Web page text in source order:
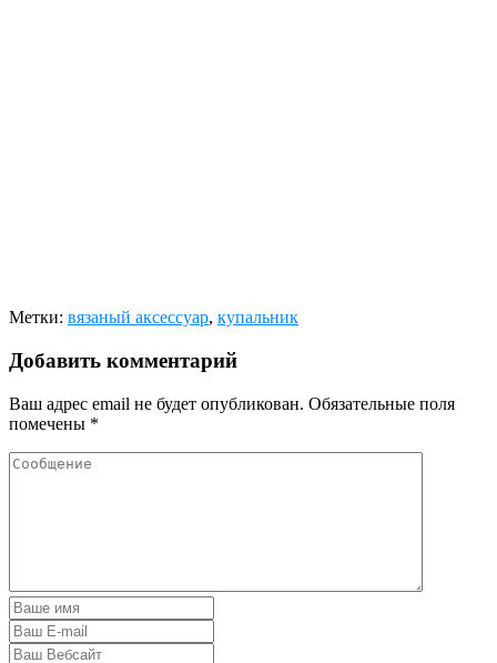
Метки: вязаный аксессуар, купальник
Добавить комментарий
Ваш адрес email не будет опубликован. Обязательные поля
помечены *